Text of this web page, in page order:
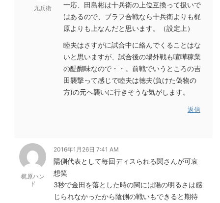
九兵衛
一応、田島彬は十兵衛の上位互換って扱いで
はあるので、ブラフ合戦なら十兵衛よりも梶
原よりも上なんだと思います。（設定上）
睦夫はさすがに試合中に絡んでくることはな
いと思いますが、試合後の場外戦も喧嘩稼業
の醍醐味なので・・。前戦でいうところの吉
田襲撃って感じで睦夫は徳夫(負けた偽物の
方)の元へ襲いに行きそうな気がします。
返信
梶原ハン
ド
2016年1月26日 7:41 AM
陽側代表として毎回ディスられる関さんが可哀
想笑
3秒で金田を落とした時の関には陽の明るさは感
じられなかったから陰側の戦いもできると期待